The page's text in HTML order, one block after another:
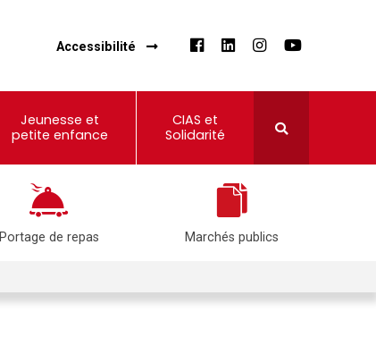
Accessibilité
Jeunesse et
petite enfance
CIAS et
Solidarité
Portage de repas Marchés publics